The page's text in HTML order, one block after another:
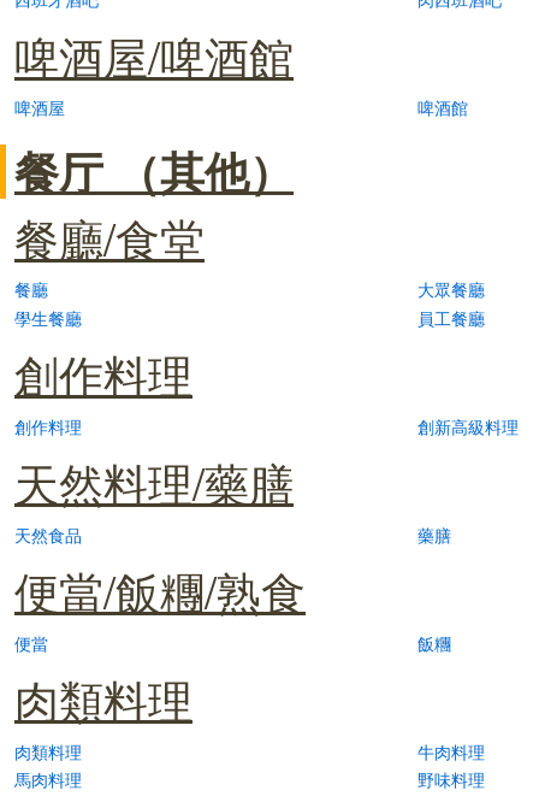
啤酒屋/啤酒館
啤酒屋 啤酒館
餐厅 （其他）
餐廳/食堂
餐廳
大眾餐廳
學生餐廳
員工餐廳
創作料理
創作料理 創新高級料理
天然料理/藥膳
天然食品 藥膳
便當/飯糰/熟食
便當 飯糰
肉類料理
肉類料理
牛肉料理
馬肉料理
野味料理